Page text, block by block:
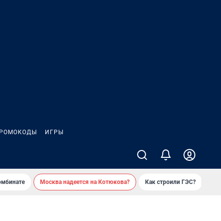
ИГРЫ
Москва надеется на Котюкова? Как строили ГЭС?